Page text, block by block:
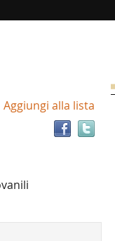
Aggiungi alla lista